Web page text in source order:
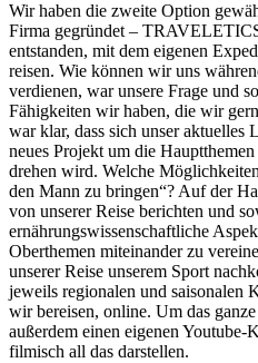
Wir haben die zweite Option
Firma gegründet –
entstanden, mit dem eigenen
reisen. Wie können wir uns
verdienen, war unsere Frage und
Fähigkeiten wir haben, die wir
war klar, dass sich unser aktuelles
neues Projekt um die
drehen wird. Welche
den Mann zu bringen“? Auf der
von unserer Reise berichten und
ernährungswissenschaftliche
Oberthemen miteinander zu
unserer Reise unserem Sport
jeweils regionalen und saisonalen
wir bereisen, online. Um das
außerdem einen eigenen
filmisch all das darstellen.